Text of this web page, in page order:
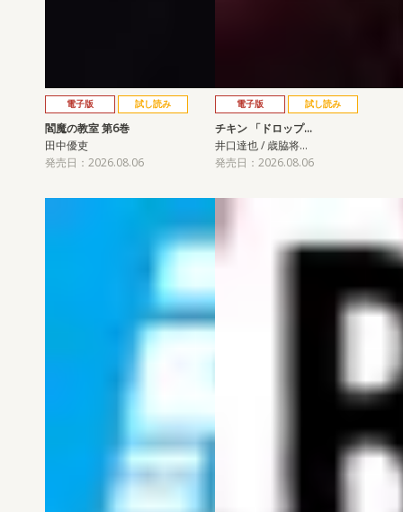
電子版 試し読み
閻魔の教室 第6巻
田中優吏
発売日：2026.08.06
電子版 試し読み
チキン 「ドロップ…
井口達也 / 歳脇将…
発売日：2026.08.06